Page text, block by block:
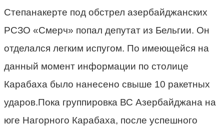
Степанакерте под обстрел азербайджанских
РСЗО «Смерч» попал депутат из Бельгии. Он
отделался легким испугом. По имеющейся на
данный момент информации по столице
Карабаха было нанесено свыше 10 ракетных
ударов.Пока группировка ВС Азербайджана на
юге Нагорного Карабаха, после успешного